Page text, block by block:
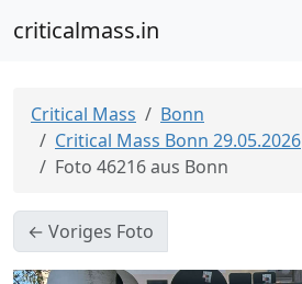
criticalmass.in
Critical Mass
Bonn
Critical Mass Bonn 29.05.2026
Foto 46216 aus Bonn
← Voriges Foto